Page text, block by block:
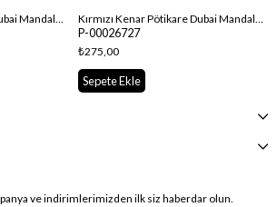
Pembe Kenar Pötikare Dubai Mandal Toka Kırmızı Kenar Pötikare Dubai Mandal Toka
P-00026727
₺275,00
Sepete Ekle
ve indirimlerimizden ilk siz haberdar olun.